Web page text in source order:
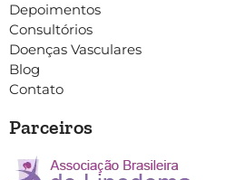
Depoimentos
Consultórios
Doenças Vasculares
Blog
Contato
Parceiros